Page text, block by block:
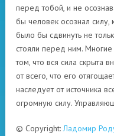
перед тобой, и не
бы человек осознал
было бы сдвинуть не
стояли перед ним.
том, что вся сила скрыта
от всего, что его
наследует от источника
огромную силу.
© Copyright:Ладомир